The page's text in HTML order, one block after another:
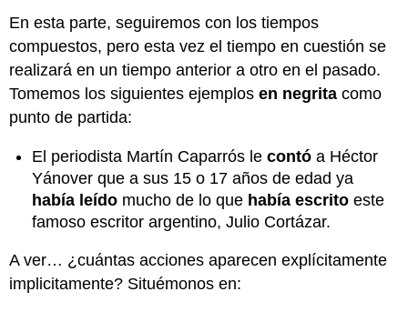
En esta parte, seguiremos con los tiempos
compuestos, pero esta vez el tiempo en cuestión se
realizará en un tiempo anterior a otro en el pasado.
Tomemos los siguientes ejemplosen negrita como
punto de partida:
El periodista Martín Caparrós lecontó a Héctor
Yánover que a sus 15 o 17 años de edad ya
había leído mucho de lo que había escrito este
famoso escritor argentino, Julio Cortázar.
A ver… ¿cuántas acciones aparecen explícitamente
implicitamente? Situémonos en: